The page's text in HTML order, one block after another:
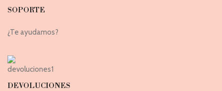
SOPORTE
¿Te ayudamos?
DEVOLUCIONES